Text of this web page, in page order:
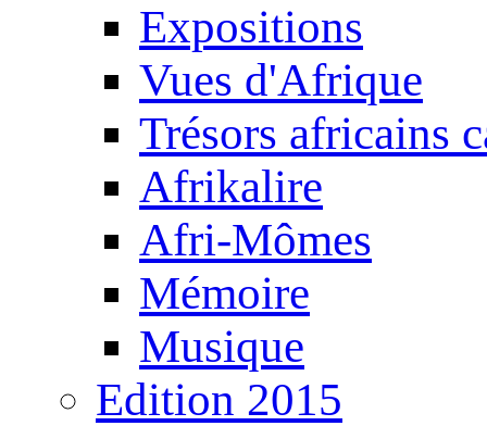
Expositions
Vues d'Afrique
Trésors africains
Afrikalire
Afri-Mômes
Mémoire
Musique
Edition 2015